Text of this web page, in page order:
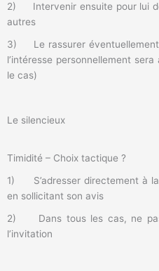
2) Intervenir ensuite pour lui
autres
3) Le rassurer éventuellement
l’intéresse personnellement
le cas)
Le silencieux
Timidité – Choix tactique ?
1) S’adresser directement à la
en sollicitant son avis
2) Dans tous les cas, ne pas
l’invitation